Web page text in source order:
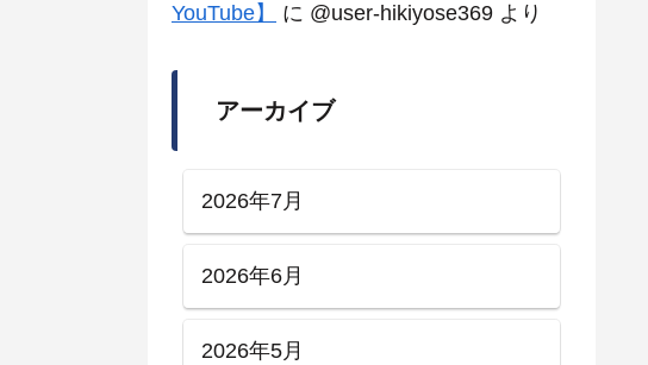
YouTube】
に @user-hikiyose369 より
アーカイブ
2026年7月
2026年6月
2026年5月